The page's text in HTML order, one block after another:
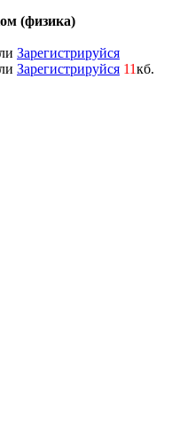
(физика)
Зарегистрируйся
Зарегистрируйся 11кб.